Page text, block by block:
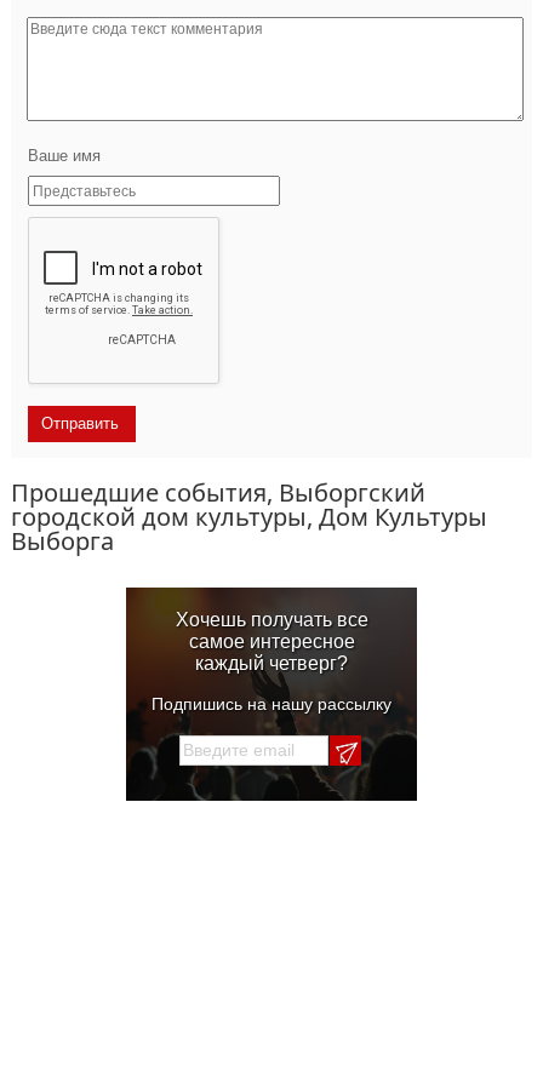
Ваше имя
Прошедшие события, Выборгский
городской дом культуры, Дом Культуры
Выборга
Хочешь получать все
самое интересное
каждый четверг?
Подпишись на нашу рассылку